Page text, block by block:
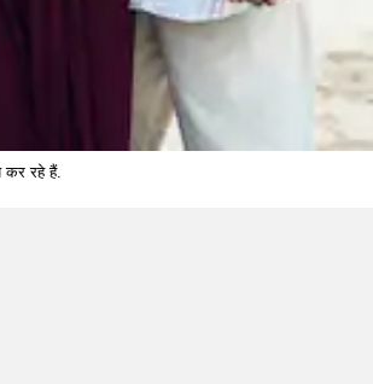
कर रहे हैं.